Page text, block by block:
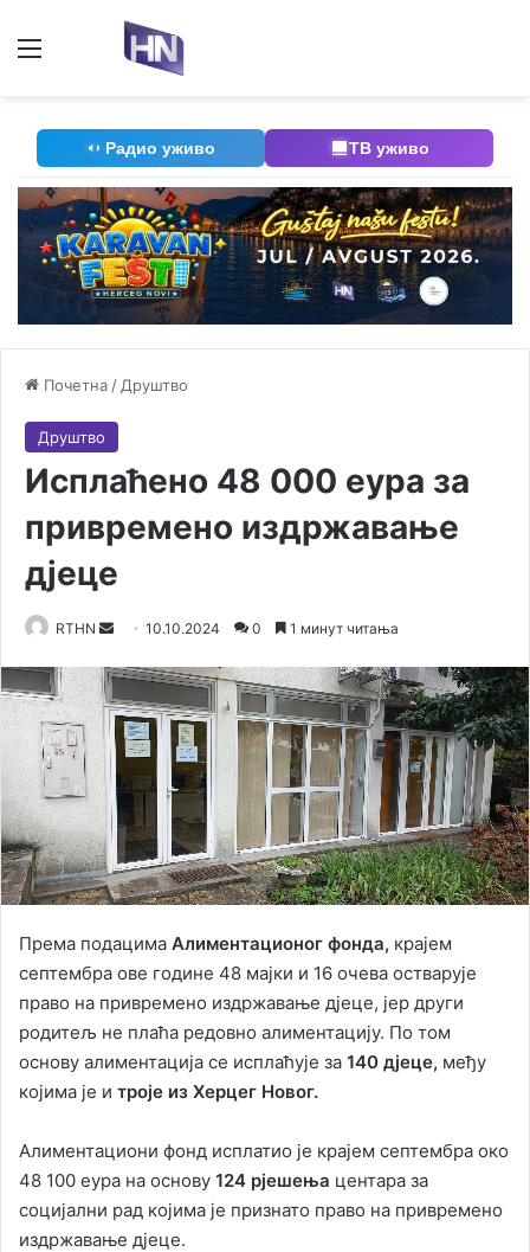
Радио уживо ТВ уживо
Почетна / Друштво
Друштво
Исплаћено 48 000 еура за
привремено издржавање
дјеце
RTHN
d
a
n
e
m
a
i
10.10.2024 0 1 минут читања
Према подацима Алиментационог фонда, крајем
септембра ове године 48 мајки и 16 очева остварује
право на привремено издржавање дјеце, јер други
родитељ не плаћа редовно алиментацију. По том
основу алиментација се исплаћује за 140 дјеце, међу
којима је и троје из Херцег Новог.
Алиментациони фонд исплатио је крајем септембра око
48 100 еура на основу 124 рјешења центара за
социјални рад којима је признато право на привремено
издржавање дјеце.